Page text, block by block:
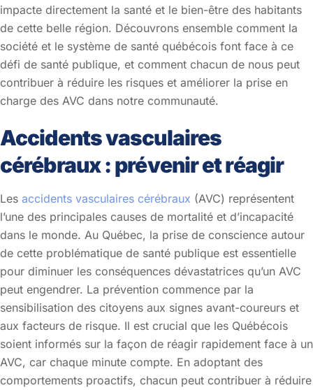
impacte directement la santé et le bien-être des habitants
de cette belle région. Découvrons ensemble comment la
société et le système de santé québécois font face à ce
défi de santé publique, et comment chacun de nous peut
contribuer à réduire les risques et améliorer la prise en
charge des AVC dans notre communauté.
Accidents vasculaires
cérébraux : prévenir et réagir
Les accidents vasculaires cérébraux (AVC) représentent
l’une des principales causes de mortalité et d’incapacité
dans le monde. Au Québec, la prise de conscience autour
de cette problématique de santé publique est essentielle
pour diminuer les conséquences dévastatrices qu’un AVC
peut engendrer. La prévention commence par la
sensibilisation des citoyens aux signes avant-coureurs et
aux facteurs de risque. Il est crucial que les Québécois
soient informés sur la façon de réagir rapidement face à un
AVC, car chaque minute compte. En adoptant des
comportements proactifs, chacun peut contribuer à réduire